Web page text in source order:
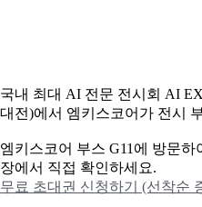
국내 최대 AI 전문 전시회 AI
대전)에서 엠키스코어가 전시
엠키스코어 부스 G11에 방문하
장에서 직접 확인하세요.
무료 초대권 신청하기 (선착순